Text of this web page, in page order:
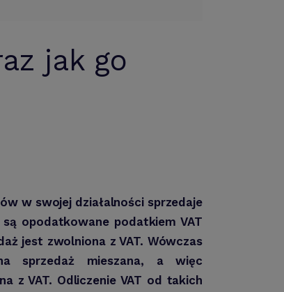
jak go
w swojej działalności sprzedaje
opodatkowane podatkiem VAT
jest zwolniona z VAT. Wówczas
sprzedaż mieszana, a więc
z VAT. Odliczenie VAT od takich